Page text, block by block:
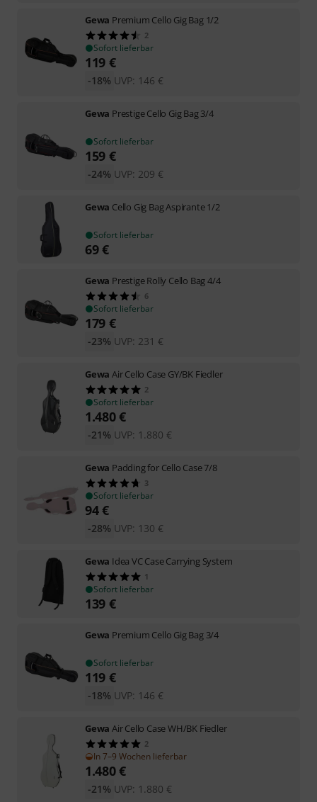
Gewa Premium Cello Gig Bag 1/2
2
Sofort lieferbar
119 €
UVP: 146 €
-18%
Gewa Prestige Cello Gig Bag 3/4
Sofort lieferbar
159 €
UVP: 209 €
-24%
Gewa Cello Gig Bag Aspirante 1/2
Sofort lieferbar
69€
Gewa Prestige Rolly Cello Bag 4/4
6
Sofort lieferbar
179 €
UVP: 231 €
-23%
Gewa Air Cello Case GY/BK Fiedler
2
Sofort lieferbar
1.480€
UVP: 1.880 €
-21%
Gewa Padding for Cello Case 7/8
3
Sofort lieferbar
94€
UVP: 130 €
-28%
Gewa Idea VC Case Carrying System
1
Sofort lieferbar
139 €
Gewa Premium Cello Gig Bag 3/4
Sofort lieferbar
119 €
UVP: 146 €
-18%
Gewa Air Cello Case WH/BK Fiedler
2
In 7–9 Wochen lieferbar
1.480€
UVP: 1.880 €
-21%